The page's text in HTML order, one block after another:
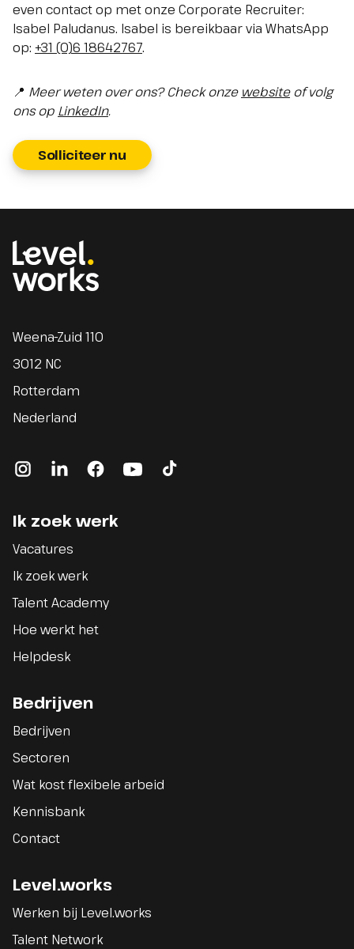
even contact op met onze Corporate Recruiter:
Isabel Paludanus. Isabel is bereikbaar via WhatsApp
op: +31 (0)6 18642767.
📍 Meer weten over ons? Check onze websiteof volg
ons op LinkedIn.
Solliciteer nu
Weena-Zuid 110
3012 NC
Rotterdam
Nederland
instagram
linkedin facebookyoutube
Ik zoek werk
Vacatures
Ik zoek werk
Talent Academy
Hoe werkt het
Helpdesk
Bedrijven
Bedrijven
Sectoren
Wat kost flexibele arbeid
Kennisbank
Contact
Level.works
Werken bij Level.works
Talent Network